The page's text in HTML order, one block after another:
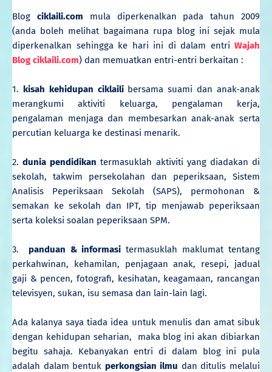
Blog ciklaili.com mula diperkenalkan pada tahun 2009
(anda boleh melihat bagaimana rupa blog ini sejak mula
diperkenalkan sehingga ke hari ini di dalam entri Wajah
Blog ciklaili.com) dan memuatkan entri-entri berkaitan :
1. kisah kehidupan ciklailibersama suami dan anak-anak
merangkumi aktiviti keluarga, pengalaman kerja,
pengalaman menjaga dan membesarkan anak-anak serta
percutian keluarga ke destinasi menarik.
2.dunia pendidikan termasuklah aktiviti yang diadakan di
sekolah, takwim persekolahan dan peperiksaan, Sistem
Analisis Peperiksaan Sekolah (SAPS), permohonan &
semakan ke sekolah dan IPT, tip menjawab peperiksaan
serta koleksi soalan peperiksaan SPM.
3. panduan & informasi termasuklah maklumat tentang
perkahwinan, kehamilan, penjagaan anak, resepi, jadual
gaji & pencen, fotografi, kesihatan, keagamaan, rancangan
televisyen, sukan, isu semasa dan lain-lain lagi.
Ada kalanya saya tiada idea untuk menulis dan amat sibuk
dengan kehidupan seharian, maka blog ini akan dibiarkan
begitu sahaja. Kebanyakan entri di dalam blog ini pula
adalah dalam bentuk perkongsian ilmu dan ditulis melalui